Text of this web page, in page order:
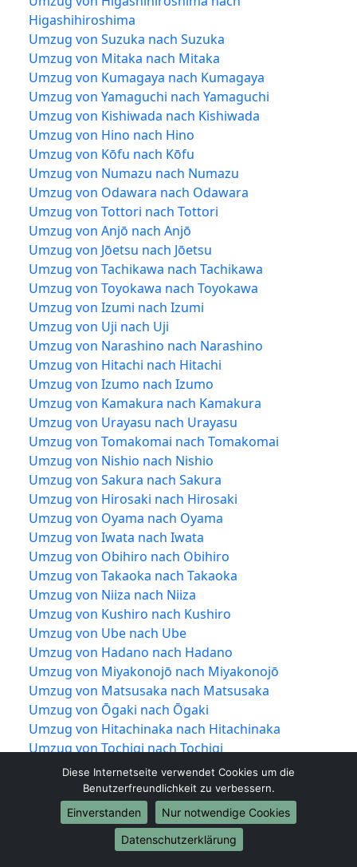
Higashihiroshima
Umzug von Suzuka nach Suzuka
Umzug von Mitaka nach Mitaka
Umzug von Kumagaya nach Kumagaya
Umzug von Yamaguchi nach Yamaguchi
Umzug von Kishiwada nach Kishiwada
Umzug von Hino nach Hino
Umzug von Kōfu nach Kōfu
Umzug von Numazu nach Numazu
Umzug von Odawara nach Odawara
Umzug von Tottori nach Tottori
Umzug von Anjō nach Anjō
Umzug von Jōetsu nach Jōetsu
Umzug von Tachikawa nach Tachikawa
Umzug von Toyokawa nach Toyokawa
Umzug von Izumi nach Izumi
Umzug von Uji nach Uji
Umzug von Narashino nach Narashino
Umzug von Hitachi nach Hitachi
Umzug von Izumo nach Izumo
Umzug von Kamakura nach Kamakura
Umzug von Urayasu nach Urayasu
Umzug von Tomakomai nach Tomakomai
Umzug von Nishio nach Nishio
Umzug von Sakura nach Sakura
Umzug von Hirosaki nach Hirosaki
Umzug von Oyama nach Oyama
Umzug von Iwata nach Iwata
Umzug von Obihiro nach Obihiro
Umzug von Takaoka nach Takaoka
Umzug von Niiza nach Niiza
Umzug von Kushiro nach Kushiro
Umzug von Ube nach Ube
Umzug von Hadano nach Hadano
Umzug von Miyakonojō nach Miyakonojō
Umzug von Matsusaka nach Matsusaka
Umzug von Ōgaki nach Ōgaki
Umzug von Hitachinaka nach Hitachinaka
Umzug von Tochigi nach Tochigi
Umzug von Ueda nach Ueda
Umzug von Kariya nach Kariya
Umzug von Noda nach Noda
Umzug von Kawanishi nach Kawanishi
Umzug von Higashimurayama nach
Diese Internetseite verwendet Cookies um die
Benutzerfreundlichkeit zu verbessern.
Einverstanden
Nur notwendige Cookies
Datenschutzerklärung